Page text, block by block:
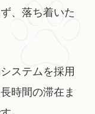
、落ち着いた
ステムを採用
時間の滞在ま